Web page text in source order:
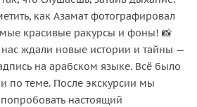
как Азамат фотографировал
красивые ракурсы и фоны! 📸
ждали новые истории и тайны —
на арабском языке. Всё было
по теме. После экскурсии мы
настоящий